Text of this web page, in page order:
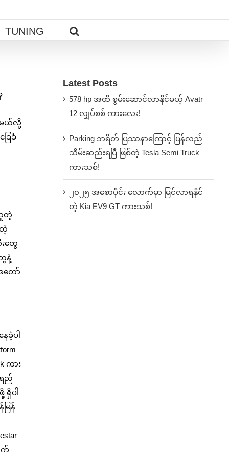
TUNING
မယ်လို့
ေခံ
တဲ့
တဲ့
တွေ
နဲ့
တော်
ပါ
ကား
ရည်
ရှိပါ
ြန်
က်
Latest Posts
578 hp အထိ စွမ်းဆောင်လာနိုင်မယ့် Avatr
12 လျှပ်စစ် ကားလေး!
Parking ဘရိတ် ပြဿနာကြောင့် ပြန်လည်
သိမ်းဆည်းရပြီ ဖြစ်တဲ့ Tesla Semi Truck
ကားသစ်!
၂၀၂၅ အစောပိုင်း လောက်မှာ မြင်လာရနိုင်
တဲ့ Kia EV9 GT ကားသစ်!